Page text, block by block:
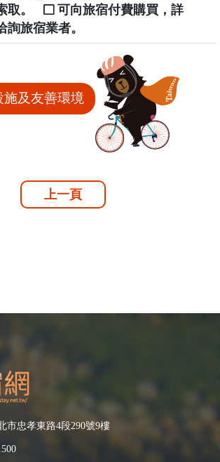
取。
可向旅宿付費購買，詳
詢旅宿業者。
施及友善環境
上一頁
市忠孝東路4段290號9樓